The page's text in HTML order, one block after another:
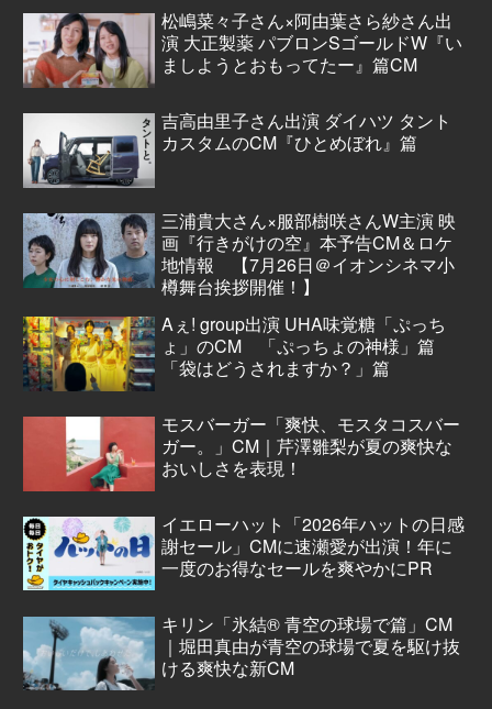
松嶋菜々子さん×阿由葉さら紗さん出
演 大正製薬 パブロンSゴールドW『い
ましようとおもってたー』篇CM
吉高由里子さん出演 ダイハツ タント
カスタムのCM『ひとめぼれ』篇
三浦貴大さん×服部樹咲さんW主演 映
画『行きがけの空』本予告CM＆ロケ
地情報 【7月26日＠イオンシネマ小
樽舞台挨拶開催！】
Aぇ! group出演 UHA味覚糖「ぷっち
ょ」のCM 「ぷっちょの神様」篇
「袋はどうされますか？」篇
モスバーガー「爽快、モスタコスバー
ガー。」CM｜芹澤雛梨が夏の爽快な
おいしさを表現！
イエローハット「2026年ハットの日感
謝セール」CMに速瀬愛が出演！年に
一度のお得なセールを爽やかにPR
キリン「氷結® 青空の球場で篇」CM
｜堀田真由が青空の球場で夏を駆け抜
ける爽快な新CM